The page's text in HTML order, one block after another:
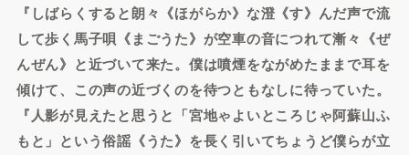
『しばらくすると朗々《ほがらか》な澄《す》んだ声で流
して歩く馬子唄《まごうた》が空車の音につれて漸々《ぜ
んぜん》と近づいて来た。僕は噴煙をながめたままで耳を
傾けて、この声の近づくのを待つともなしに待っていた。
『人影が見えたと思うと「宮地ゃよいところじゃ阿蘇山ふ
もと」という俗謡《うた》を長く引いてちょうど僕らが立